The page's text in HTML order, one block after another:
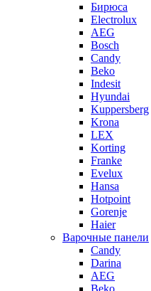
Бирюса
Electrolux
AEG
Bosch
Candy
Beko
Indesit
Hyundai
Kuppersberg
Krona
LEX
Korting
Franke
Evelux
Hansa
Hotpoint
Gorenje
Haier
Варочные панели
Candy
Darina
AEG